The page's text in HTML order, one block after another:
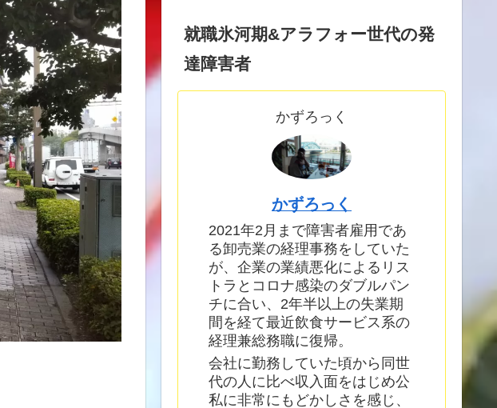
就職氷河期&アラフォー世代の発
達障害者
かずろっく
かずろっく
2021年2月まで障害者雇用であ
る卸売業の経理事務をしていた
が、企業の業績悪化によるリス
トラとコロナ感染のダブルパン
チに合い、2年半以上の失業期
間を経て最近飲食サービス系の
経理兼総務職に復帰。
会社に勤務していた頃から同世
代の人に比べ収入面をはじめ公
私に非常にもどかしさを感じ、